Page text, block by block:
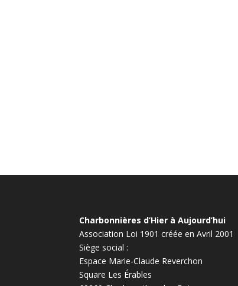
Charbonnières d’Hier à Aujourd’hui
Association Loi 1901 créée en Avril 2001
Siège social :
Espace Marie-Claude Reverchon
Square Les Érables